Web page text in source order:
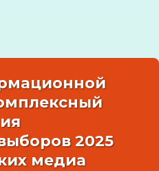
2025
медиа